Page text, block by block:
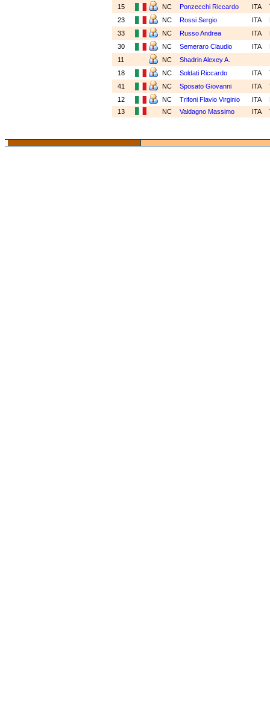
15
NC Ponzecchi Riccardo ITA
23
NC Rossi Sergio ITA
33
NC Russo Andrea ITA
30
NC Semeraro Claudio ITA
11
NC
Shadrin Alexey A.
18
NC Soldati Riccardo ITA
41
NC Sposato Giovanni ITA
12
NC Trifoni Flavio Virginio ITA
13
NC Valdagno Massimo ITA